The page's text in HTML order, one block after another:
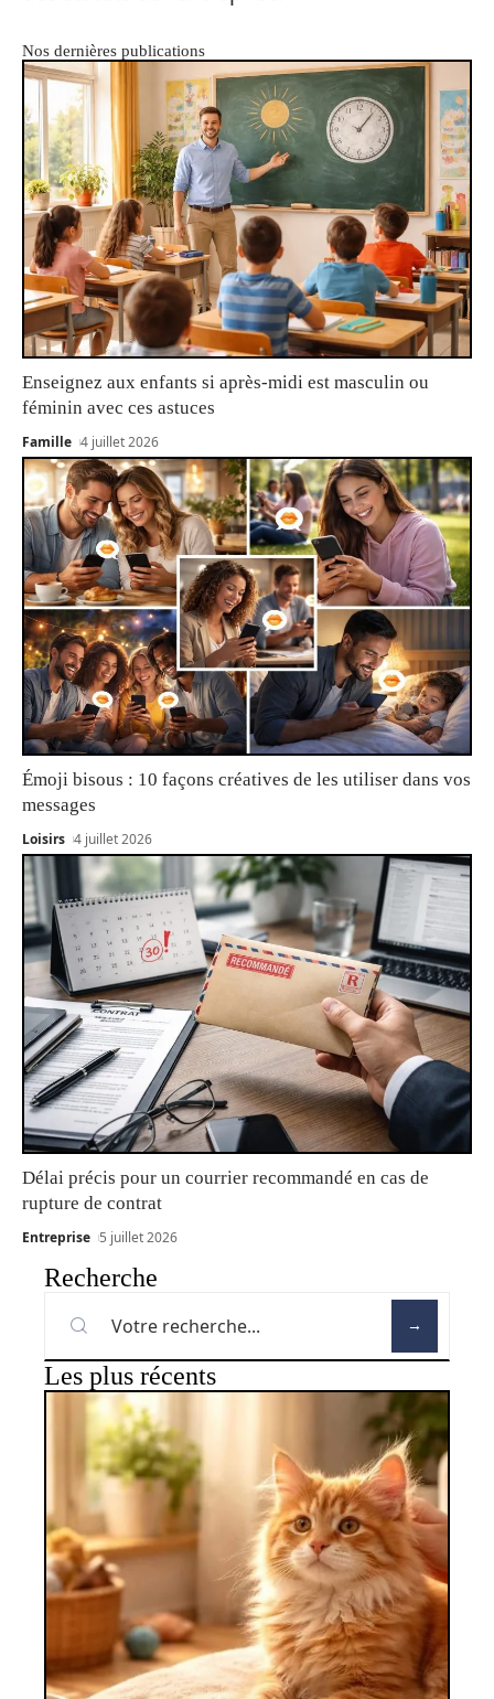
Nos dernières publications
Enseignez aux enfants si après-midi est masculin ou
féminin avec ces astuces
Famille 4 juillet 2026
Émoji bisous : 10 façons créatives de les utiliser dans vos
messages
Loisirs 4 juillet 2026
Délai précis pour un courrier recommandé en cas de
rupture de contrat
Entreprise 5 juillet 2026
Recherche
Les plus récents